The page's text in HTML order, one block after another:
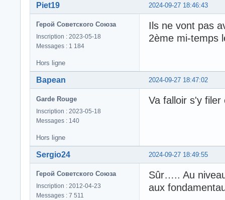
2024-09-27 18:46:43
Piet19
Герой Советского Союза
Inscription : 2023-05-18
Messages : 1 184
Ils ne vont pas
2ème mi-temps
Hors ligne
2024-09-27 18:47:02
Bapean
Garde Rouge
Inscription : 2023-05-18
Messages : 140
Va falloir s'y
Hors ligne
2024-09-27 18:49:55
Sergio24
Герой Советского Союза
Inscription : 2012-04-23
Messages : 7 511
Sûr….. Au
aux